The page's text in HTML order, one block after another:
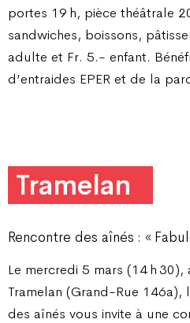
portes 19 h, pièce théâtrale
sandwiches, boissons,
adulte et Fr. 5.- enfant.
d’entraides EPER et de la
Tramelan
Rencontre des aînés : «
Le mercredi 5 mars (14 h
Tramelan (Grand-Rue
des aînés vous invite à une